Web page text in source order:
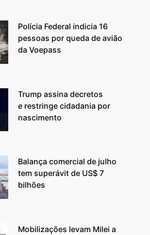
Polícia Federal indicia 16
pessoas por queda de avião
da Voepass
Trump assina decretos
e restringe cidadania por
nascimento
Balança comercial de julho
tem superávit de US$ 7
bilhões
Mobilizações levam Milei a